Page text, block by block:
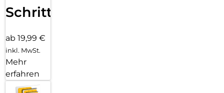
Schritten
ab 19,99 €
inkl. MwSt.
Mehr
erfahren